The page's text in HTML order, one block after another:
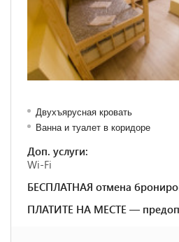
Двухъярусная кровать
Ванна и туалет в коридоре
Доп. услуги:
Wi-Fi
БЕСПЛАТНАЯ отмена
ПЛАТИТЕ НА МЕСТЕ —